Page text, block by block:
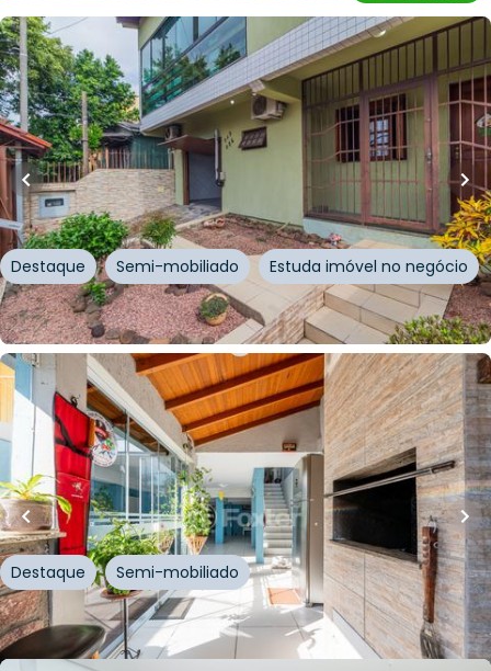
R$712.500,00
R$641.250,00
10% OFF
281m²•4quartos•3banheiros 3vagas
Casa
Rua Bento Rosa,Sarandi,Porto Alegre
Destaque Semi-mobiliado Estuda imóvel no negócio
Whatsapp
Cód.311447
R$ 765.000,00
R$726.750,00
257 m²•3quartos•4banheiros• 0vagas
Casa
Rua Oscar Schneider,Medianeira, Porto Alegre
Destaque Semi-mobiliado
Whatsapp
Cód. 899342